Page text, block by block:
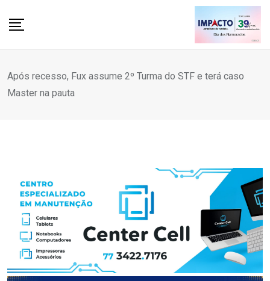
Após recesso, Fux assume 2º Turma do STF e terá caso
Master na pauta